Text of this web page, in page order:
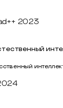
2023